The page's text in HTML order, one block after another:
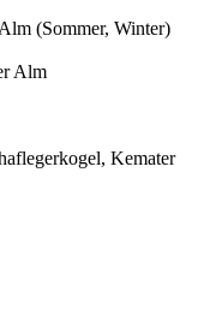
(Sommer, Winter)
Alm
Kemater